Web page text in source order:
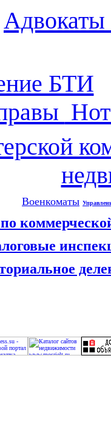
БТИ
Военкоматы